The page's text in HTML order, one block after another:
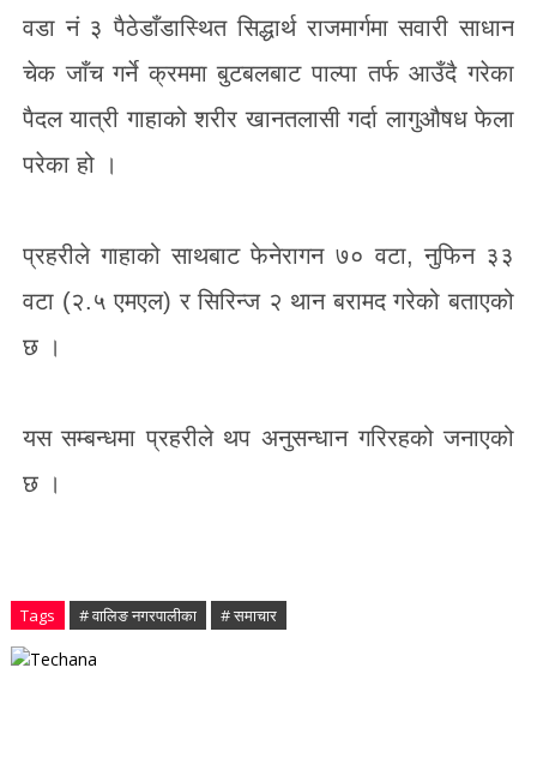
वडा नं ३ पैठेडाँडास्थित सिद्धार्थ राजमार्गमा सवारी साधान
चेक जाँच गर्ने क्रममा बुटबलबाट पाल्पा तर्फ आउँदै गरेका
पैदल यात्री गाहाको शरीर खानतलासी गर्दा लागुऔषध फेला
परेका हो ।
प्रहरीले गाहाको साथबाट फेनेरागन ७० वटा, नुफिन ३३
वटा (२.५ एमएल) र सिरिन्ज २ थान बरामद गरेको बताएको
छ ।
यस सम्बन्धमा प्रहरीले थप अनुसन्धान गरिरहको जनाएको
छ ।
Tags # वालिङ नगरपालीका # समाचार